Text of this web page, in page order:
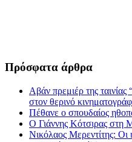
Πρόσφατα άρθρα
Αβάν πρεμιέρ της
στον θερινό
Πέθανε ο σπουδαίος
Ο Γιάννης Κότσιρας
Νικόλαος Μερεντίτης: